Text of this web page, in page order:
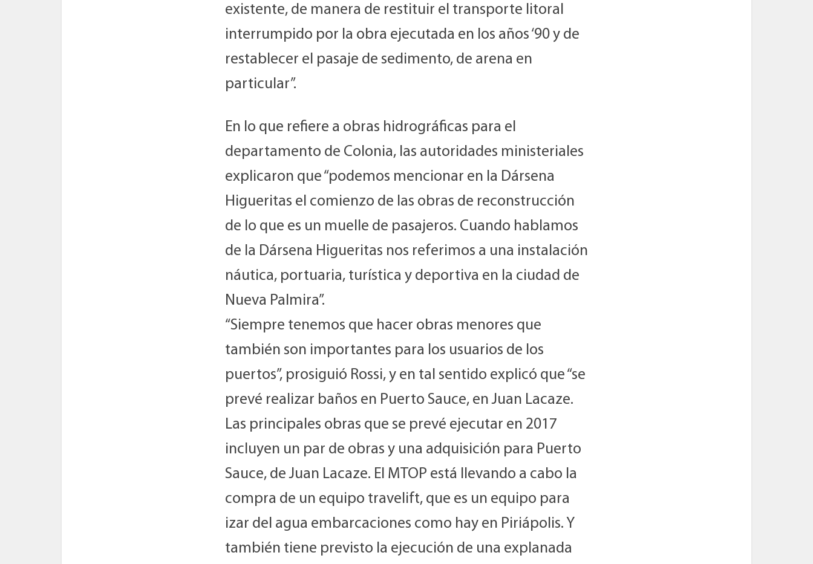
existente, de manera de restituir el transporte litoral
interrumpido por la obra ejecutada en los años ‘90 y de
restablecer el pasaje de sedimento, de arena en
particular”.
En lo que refiere a obras hidrográficas para el
departamento de Colonia, las autoridades ministeriales
explicaron que “podemos mencionar en la Dársena
Higueritas el comienzo de las obras de reconstrucción
de lo que es un muelle de pasajeros. Cuando hablamos
de la Dársena Higueritas nos referimos a una instalación
náutica, portuaria, turística y deportiva en la ciudad de
Nueva Palmira”.
“Siempre tenemos que hacer obras menores que
también son importantes para los usuarios de los
puertos”, prosiguió Rossi, y en tal sentido explicó que “se
prevé realizar baños en Puerto Sauce, en Juan Lacaze.
Las principales obras que se prevé ejecutar en 2017
incluyen un par de obras y una adquisición para Puerto
Sauce, de Juan Lacaze. El MTOP está llevando a cabo la
compra de un equipo travelift, que es un equipo para
izar del agua embarcaciones como hay en Piriápolis. Y
también tiene previsto la ejecución de una explanada